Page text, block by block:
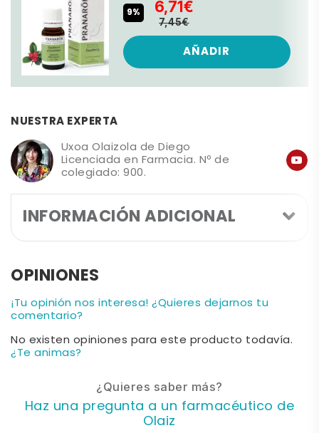
9% 6,71€
7,45€
AÑADIR
NUESTRA EXPERTA
Uxoa Olaizola de Diego
Licenciada en Farmacia. Nº de
colegiado: 900.
INFORMACIÓN ADICIONAL
OPINIONES
¡Tu opinión nos interesa! ¿Quieres dejarnos tu
comentario?
No existen opiniones para este producto todavía.
¿Te animas?
¿Quieres saber más?
Haz una pregunta a un farmacéutico de
Olaiz